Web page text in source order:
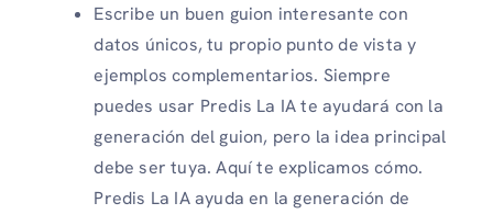
Escribe un buen guion interesante con
datos únicos, tu propio punto de vista y
ejemplos complementarios. Siempre
puedes usar Predis La IA te ayudará con la
generación del guion, pero la idea principal
debe ser tuya. Aquí te explicamos cómo.
Predis La IA ayuda en la generación de